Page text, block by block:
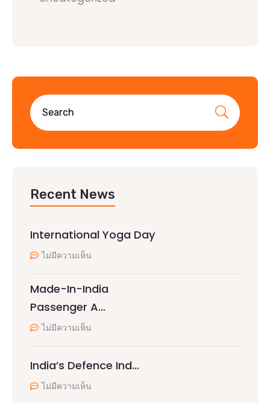
Recent News
International Yoga Day
ไม่มีความเห็น
Made-In-India
Passenger A…
ไม่มีความเห็น
India’s Defence Ind…
ไม่มีความเห็น